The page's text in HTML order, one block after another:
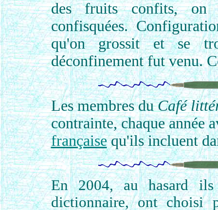
des fruits confits, on
confisquées.
qu'on grossit et se
déconfinement fut venu.
Les membres duCafé
contrainte,chaque année
françaisequ'ils incluent
En 2004, au hasard
dictionnaire, ont choisi